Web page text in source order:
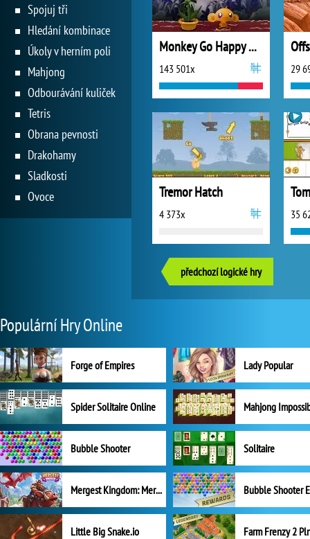
Monkey Go Happy Marathon
143 501x 29
Tremor Hatch
4 373x 35
předchozí logické hry
Spojuj tři
Hledání kombinace
Úkoly v herním poli
Mahjong
Odbourávání kuliček
Tetris
Obrana pevnosti
Drakohamy
Sladkosti
Ovoce
Populární Hry Online
Forge of Empires Lady Popular
Spider Solitaire Online Mahjong
Bubble Shooter Solitaire
Mergest Kingdom: Merge Puzzle
Little Big Snake.io